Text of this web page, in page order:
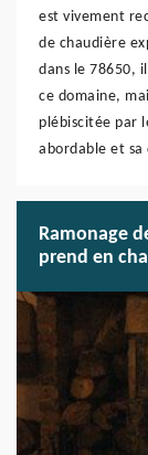
est vivement
de chaudière
dans le 78650,
ce domaine,
plébiscitée par
abordable et
Ramonage
prend en